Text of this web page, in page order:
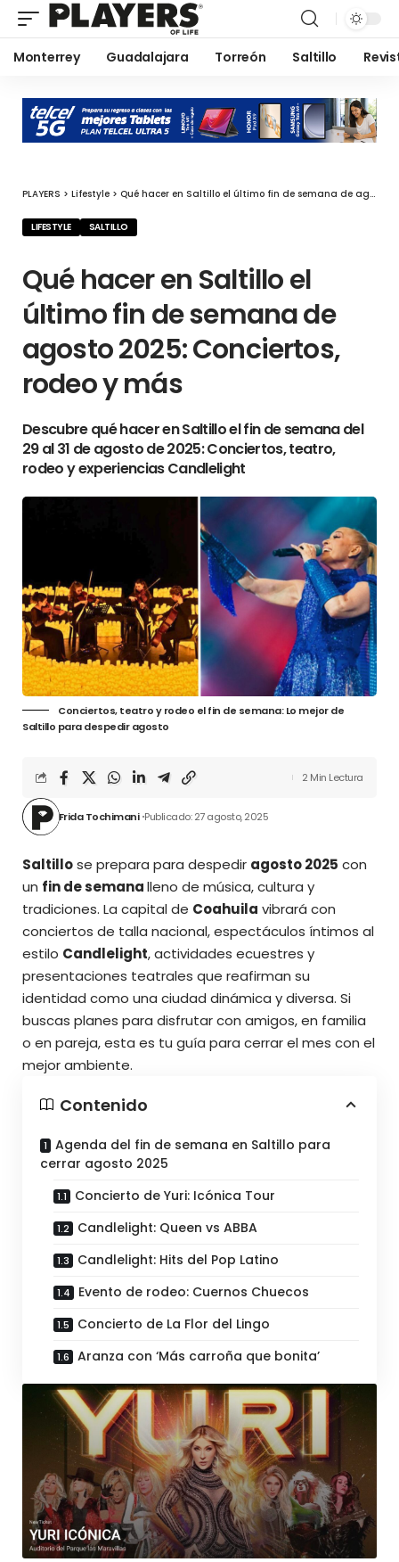
Monterrey Guadalajara Torreón Saltillo
PLAYERS > Lifestyle > Qué hacer en Saltillo el último fin de semana de agosto 2025: Conciertos, rodeo y más
LIFESTYLE SALTILLO
Qué hacer en Saltillo el
último fin de semana de
agosto 2025: Conciertos,
rodeo y más
Descubre qué hacer en Saltillo el fin de semana del
29 al 31 de agosto de 2025: Conciertos, teatro,
rodeo y experiencias Candlelight
Conciertos, teatro y rodeo el fin de semana: Lo mejor de
Saltillo para despedir agosto
Frida Tochimani Publicado: 27 agosto, 2025
2 Min Lectura
Saltillose prepara para despedir agosto 2025 con
un fin de semanalleno de música, cultura y
tradiciones. La capital de Coahuila vibrará con
conciertos de talla nacional, espectáculos íntimos al
estilo Candlelight, actividades ecuestres y
presentaciones teatrales que reafirman su
identidad como una ciudad dinámica y diversa. Si
buscas planes para disfrutar con amigos, en familia
o en pareja, esta es tu guía para cerrar el mes con el
mejor ambiente.
Contenido
Agenda del fin de semana en Saltillo para
cerrar agosto 2025
Concierto de Yuri: Icónica Tour
Candlelight: Queen vs ABBA
Candlelight: Hits del Pop Latino
Evento de rodeo: Cuernos Chuecos
Concierto de La Flor del Lingo
Aranza con ‘Más carroña que bonita’